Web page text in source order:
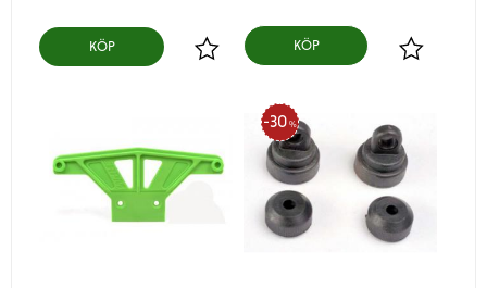
Lägg till i favoriter
KÖP
Lägg till i
30 %